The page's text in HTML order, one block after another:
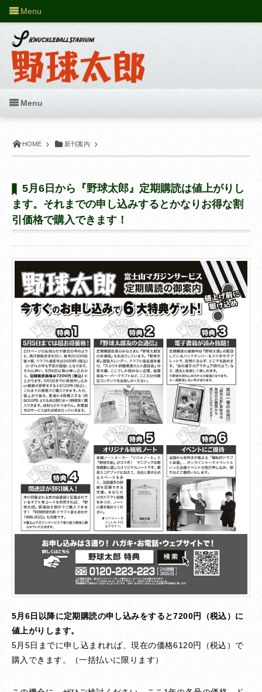
HOME 新刊案内
5月6日から『野球太郎』定期購読は値上がりし
ます。それまでの申し込みするとかなりお得な割
引価格で購入できます！
5月6日以降に定期購読の申し込みをすると7200円（税込）に
値上がりします。
5月5日までに申し込まれれば、現在の価格6120円（税込）で
購入できます。（一括払いに限ります）
Menu
Menu